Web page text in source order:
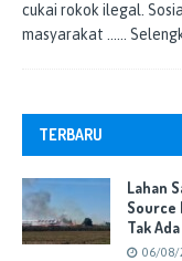
cukai rokok ilegal.
masyarakat ……
TERBARU
Lahan
Source
Tak
06/08/